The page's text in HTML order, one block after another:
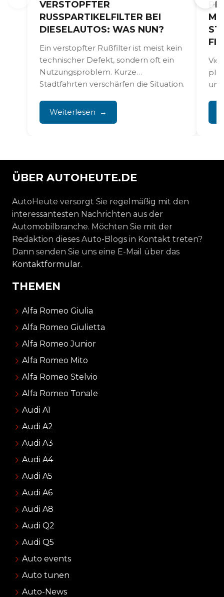
VERSTOPFTER
RUSSPARTIKELFILTER BEI D
IESELAUTOS: WAS NUN?
Ein verstopfter Rußfilter ist meist kein
technischer Defekt, sondern oft ein
Nutzungsproblem. Kurze
Stadtfahrten verschärfen die Situation.
Weiterlesen
ÜBER AUTOHEUTE.DE
AutoHeute versorgt Sie regelmäßig mit den
interessantesten Nachrichten aus der
Automobilbranche. Möchten Sie mit der
Redaktion dieses Auto-Blogs in Kontakt treten?
Dann senden Sie uns eine E-Mail über das
Kontaktformular.
THEMEN
Alfa Romeo Giulia
Alfa Romeo Giulietta
Alfa Romeo Junior
Alfa Romeo Mito
Alfa Romeo Stelvio
Alfa Romeo Tonale
Audi A1
Audi A2
Audi A3
Audi A4
Audi A5
Audi A6
Audi A8
Audi Q2
Audi Q5
Auto events
Auto tunen
Auto-News